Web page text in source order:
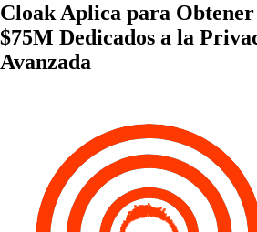
Cloak Aplica para Obtener
$75M Dedicados a la
Avanzada